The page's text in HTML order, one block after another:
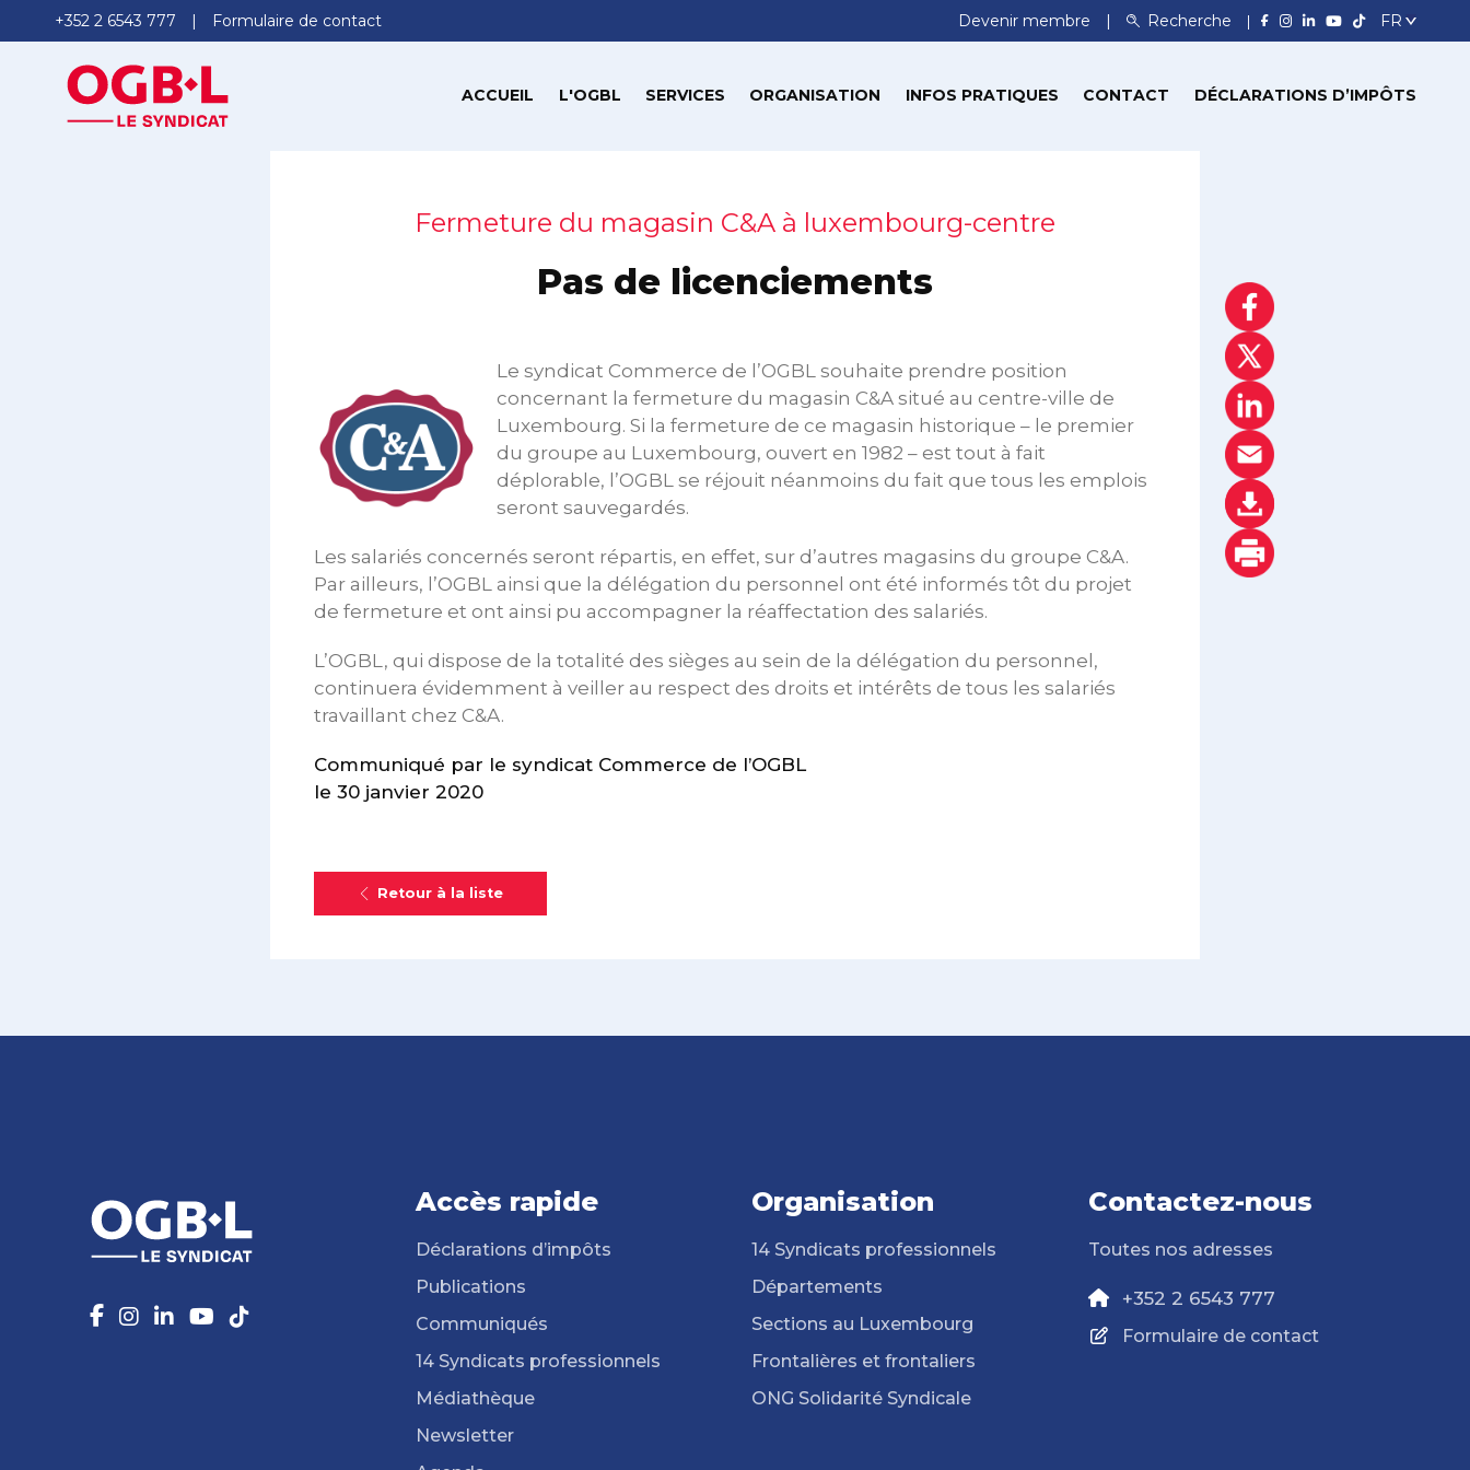
+352 2 6543 777 Formulaire de contact Devenir membre Recherche
ACCUEIL L'OGBL SERVICES ORGANISATION INFOS PRATIQUES CONTACT DÉCLARATIONS D’IMPÔTS
Fermeture du magasin C&A à luxembourg-centre
Pas de licenciements
Le syndicat Commerce de l’OGBL souhaite prendre position
concernant la fermeture du magasin C&A situé au centre-ville de
Luxembourg. Si la fermeture de ce magasin historique – le premier
du groupe au Luxembourg, ouvert en 1982 – est tout à fait
déplorable, l’OGBL se réjouit néanmoins du fait que tous les emplois
seront sauvegardés.
Les salariés concernés seront répartis, en effet, sur d’autres magasins du groupe C&A.
Par ailleurs, l’OGBL ainsi que la délégation du personnel ont été informés tôt du projet
de fermeture et ont ainsi pu accompagner la réaffectation des salariés.
L’OGBL, qui dispose de la totalité des sièges au sein de la délégation du personnel,
continuera évidemment à veiller au respect des droits et intérêts de tous les salariés
travaillant chez C&A.
Communiqué par le syndicat Commerce de l’OGBL
le 30 janvier 2020
Retour à la liste
Accès rapide
Déclarations d’impôts
Publications
Communiqués
14 Syndicats professionnels
Médiathèque
Newsletter
Organisation
14 Syndicats professionnels
Départements
Sections au Luxembourg
Frontalières et frontaliers
ONG Solidarité Syndicale
Contactez-nous
Toutes nos adresses
+352 2 6543 777
Formulaire de contact